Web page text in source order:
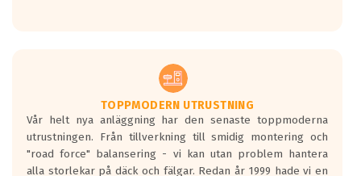
4063 kr
10.0x22
CARMANI 17 Fritz
TOPPMODERN UTRUSTNING
Vår helt nya anläggning har den senaste toppmoderna
utrustningen. Från tillverkning till smidig montering och
"road force" balansering - vi kan utan problem hantera
alla storlekar på däck och fälgar. Redan år 1999 hade vi en